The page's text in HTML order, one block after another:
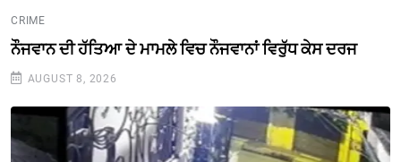
CRIME
ਨੌਜਵਾਨ ਦੀ ਹੱਤਿਆ ਦੇ ਮਾਮਲੇ ਵਿਚ ਨੌਜਵਾਨਾਂ ਵਿਰੁੱਧ ਕੇਸ ਦਰਜ
AUGUST 8, 2026